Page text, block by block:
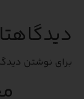
برای نوشتن